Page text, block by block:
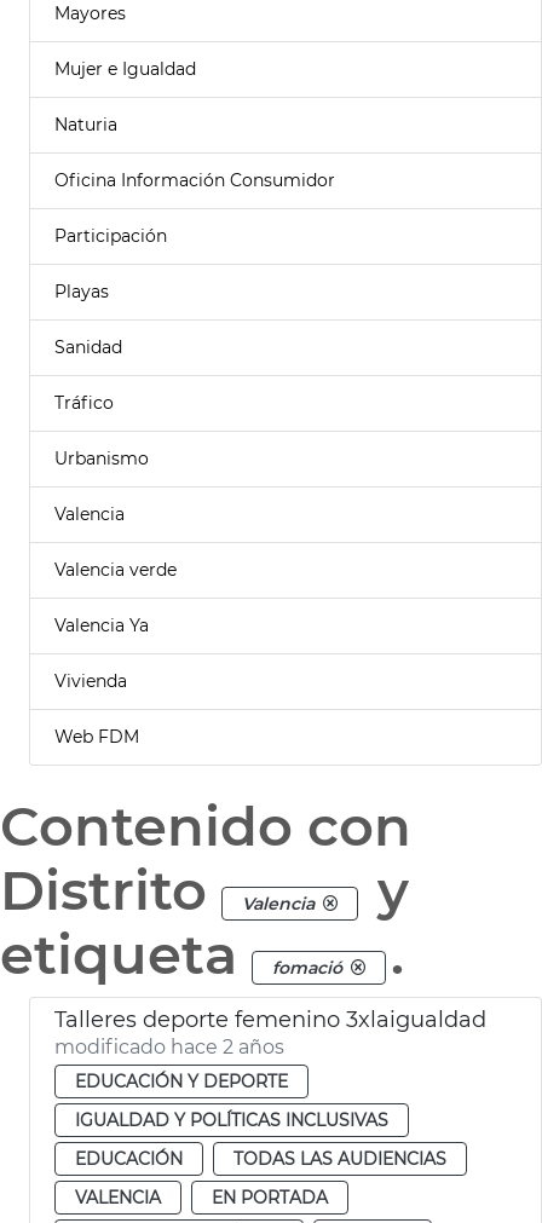
Mayores
Mujer e Igualdad
Naturia
Oficina Información Consumidor
Participación
Playas
Sanidad
Tráfico
Urbanismo
Valencia
Valencia verde
Valencia Ya
Vivienda
Web FDM
Contenido con
Distrito
Valencia
y
etiqueta
fomació .
Talleres deporte femenino 3xlaigualdad
modificado hace 2 años
EDUCACIÓN Y DEPORTE
IGUALDAD Y POLÍTICAS INCLUSIVAS
EDUCACIÓN
TODAS LAS AUDIENCIAS
VALENCIA
EN PORTADA